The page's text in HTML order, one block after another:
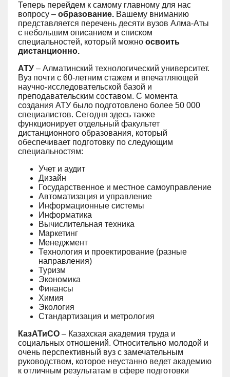
Теперь перейдем к самому главному для нас
вопросу – образование. Вашему вниманию
представляется перечень десяти вузов Алма-Аты
с небольшим описанием и списком
специальностей, который можно освоить
дистанционно.
АТУ – Алматинский технологический университет.
Вуз почти с 60-летним стажем и впечатляющей
научно-исследовательской базой и
преподавательским составом. С момента
создания АТУ было подготовлено более 50 000
специалистов. Сегодня здесь также
функционирует отдельный факультет
дистанционного образования, который
обеспечивает подготовку по следующим
специальностям:
Учет и аудит
Дизайн
Государственное и местное самоуправление
Автоматизация и управление
Информационные системы
Информатика
Вычислительная техника
Маркетинг
Менеджмент
Технология и проектирование (разные
направления)
Туризм
Экономика
Финансы
Химия
Экология
Стандартизация и метрология
КазАТиСО – Казахская академия труда и
социальных отношений. Относительно молодой и
очень перспективный вуз с замечательным
руководством, которое неустанно ведет академию
к отличным результатам в сфере подготовки